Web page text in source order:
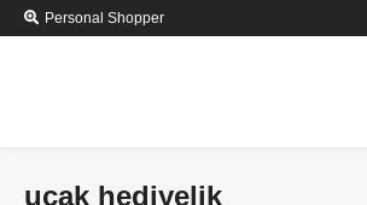
Personal Shopper
uçak hediyelik